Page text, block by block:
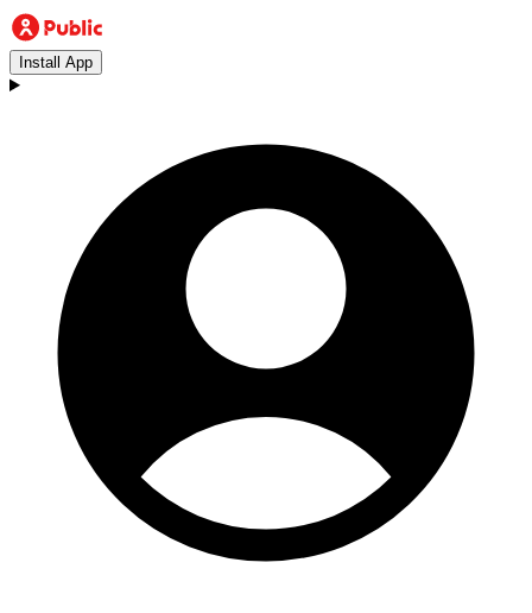
Install App